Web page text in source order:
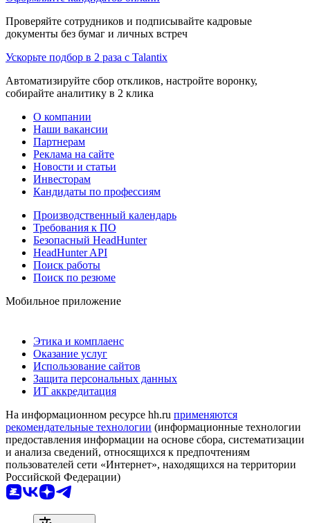
Проверяйте сотрудников и подписывайте кадровые
документы без бумаг и личных встреч
Ускорьте подбор в 2 раза с Talantix
Автоматизируйте сбор откликов, настройте воронку,
собирайте аналитику в 2 клика
О компании
Наши вакансии
Партнерам
Реклама на сайте
Новости и статьи
Инвесторам
Кандидаты по профессиям
Производственный календарь
Требования к ПО
Безопасный HeadHunter
HeadHunter API
Поиск работы
Поиск по резюме
Мобильное приложение
Этика и комплаенс
Оказание услуг
Использование сайтов
Защита персональных данных
ИТ аккредитация
На информационном ресурсе hh.ru применяются
рекомендательные технологии (информационные технологии
предоставления информации на основе сбора, систематизации
и анализа сведений, относящихся к предпочтениям
пользователей сети «Интернет», находящихся на территории
Российской Федерации)